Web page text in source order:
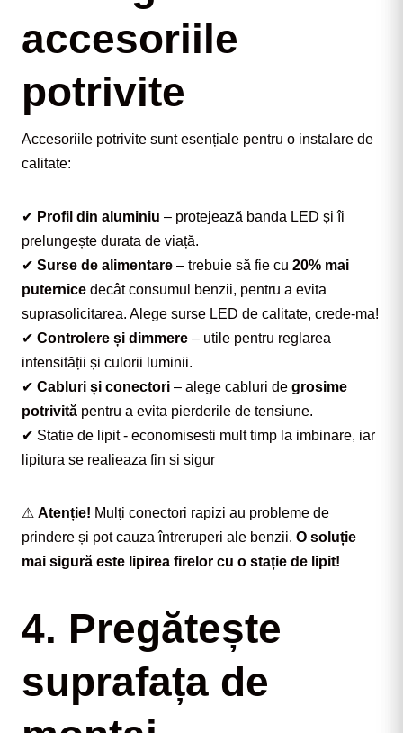
accesoriile
potrivite
Accesoriile potrivite sunt esențiale pentru o instalare de
calitate:
✔ Profil din aluminiu – protejează banda LED și îi
prelungește durata de viață.
✔ Surse de alimentare – trebuie să fie cu 20% mai
puternice decât consumul benzii, pentru a evita
suprasolicitarea. Alege surse LED de calitate, crede-ma!
✔ Controlere și dimmere – utile pentru reglarea
intensității și culorii luminii.
✔ Cabluri și conectori – alege cabluri de grosime
potrivită pentru a evita pierderile de tensiune.
✔ Statie de lipit - economisesti mult timp la imbinare, iar
lipitura se realieaza fin si sigur
⚠ Atenție! Mulți conectori rapizi au probleme de
prindere și pot cauza întreruperi ale benzii. O soluție
mai sigură este lipirea firelor cu o stație de lipit!
4. Pregătește
suprafața de